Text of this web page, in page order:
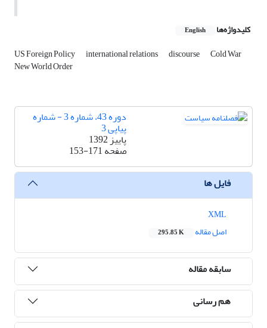
کلیدواژه‌ها English
US Foreign Policy international relations discourse Cold War
New World Order
دوره 43، شماره 3 - شماره
پیاپی 3
پاییز 1392
صفحه153-171
فایل ها
اصل مقاله
295.85 K
سابقه مقاله
هم رسانی